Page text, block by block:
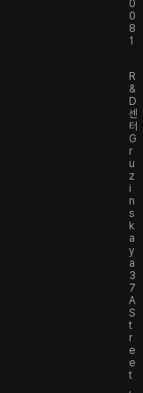
0
0
8
1
R
&
D
센
터
G
r
u
z
i
n
s
k
a
y
a
3
7
A
S
t
r
e
e
t